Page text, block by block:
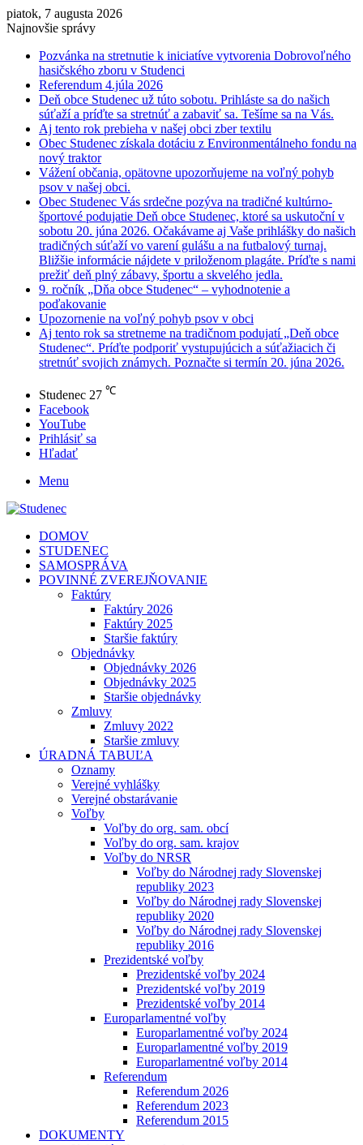
piatok, 7 augusta 2026
Najnovšie správy
Pozvánka na stretnutie k iniciatíve vytvorenia Dobrovoľného
hasičského zboru v Studenci
Referendum 4.júla 2026
Deň obce Studenec už túto sobotu. Prihláste sa do našich
súťaží a príďte sa stretnúť a zabaviť sa. Tešíme sa na Vás.
Aj tento rok prebieha v našej obci zber textilu
Obec Studenec získala dotáciu z Environmentálneho fondu na
nový traktor
Vážení občania, opätovne upozorňujeme na voľný pohyb
psov v našej obci.
Obec Studenec Vás srdečne pozýva na tradičné kultúrno-
športové podujatie Deň obce Studenec, ktoré sa uskutoční v
sobotu 20. júna 2026. Očakávame aj Vaše prihlášky do našich
tradičných súťaží vo varení gulášu a na futbalový turnaj.
Bližšie informácie nájdete v priloženom plagáte. Príďte s nami
prežiť deň plný zábavy, športu a skvelého jedla.
9. ročník „Dňa obce Studenec“ – vyhodnotenie a
poďakovanie
Upozornenie na voľný pohyb psov v obci
Aj tento rok sa stretneme na tradičnom podujatí „Deň obce
Studenec“. Príďte podporiť vystupujúcich a súťažiacich či
stretnúť svojich známych. Poznačte si termín 20. júna 2026.
Studenec 27 ℃
Facebook
YouTube
Prihlásiť sa
Hľadať
Menu
DOMOV
STUDENEC
SAMOSPRÁVA
POVINNÉ ZVEREJŇOVANIE
Faktúry
Faktúry 2026
Faktúry 2025
Staršie faktúry
Objednávky
Objednávky 2026
Objednávky 2025
Staršie objednávky
Zmluvy
Zmluvy 2022
Staršie zmluvy
ÚRADNÁ TABUĽA
Oznamy
Verejné vyhlášky
Verejné obstarávanie
Voľby
Voľby do org. sam. obcí
Voľby do org. sam. krajov
Voľby do NRSR
Voľby do Národnej rady Slovenskej
republiky 2023
Voľby do Národnej rady Slovenskej
republiky 2020
Voľby do Národnej rady Slovenskej
republiky 2016
Prezidentské voľby
Prezidentské voľby 2024
Prezidentské voľby 2019
Prezidentské voľby 2014
Europarlamentné voľby
Europarlamentné voľby 2024
Europarlamentné voľby 2019
Europarlamentné voľby 2014
Referendum
Referendum 2026
Referendum 2023
Referendum 2015
DOKUMENTY